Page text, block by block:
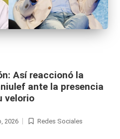
Así reaccionó la
ante la presencia
velorio
2026
Publicada
Redes Sociales